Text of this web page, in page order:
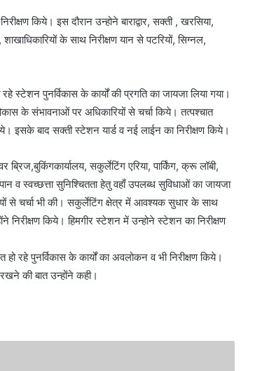
किये। इस दौरान उन्होने बाराद्वार, सक्ती , खरसिया,
के साथ निरीक्षण यान से पटरियों, सिग्नल,
स्टेशन पुनर्विकास के कार्यों की प्रगति का जायजा लिया गया।
के संभावनाओं पर अधिकारियों से चर्चा किये। तत्पश्चात
इसके बाद सक्ती स्टेशन यार्ड व नई लाईन का निरीक्षण किये।
सकुर्लेटिंग एरिया, पार्किंग, क्रू लॉबी,
व स्वच्छत्ता सुनिश्चितता हेतु वहाँ उपलब्ध सुविधाओं का जायजा
से चर्चा भी की। सकुर्लेटिंग क्षेत्र में आवश्यक सुधार के साथ
किये। हिमगीर स्टेशन में उन्होने स्टेशन का निरीक्षण
पुनर्विकास के कार्यों का अवलोकन व भी निरीक्षण किये।
रखने की बात उन्होंने कही।